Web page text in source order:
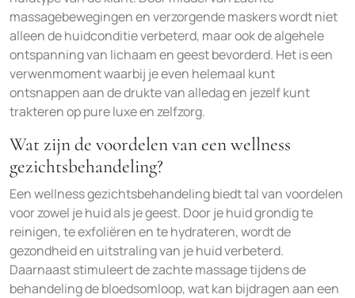
massagebewegingen en verzorgende maskers wordt niet
alleen de huidconditie verbeterd, maar ook de algehele
ontspanning van lichaam en geest bevorderd. Het is een
verwenmoment waarbij je even helemaal kunt
ontsnappen aan de drukte van alledag en jezelf kunt
trakteren op pure luxe en zelfzorg.
Wat zijn de voordelen van een wellness
gezichtsbehandeling?
Een wellness gezichtsbehandeling biedt tal van voordelen
voor zowel je huid als je geest. Door je huid grondig te
reinigen, te exfoliëren en te hydrateren, wordt de
gezondheid en uitstraling van je huid verbeterd.
Daarnaast stimuleert de zachte massage tijdens de
behandeling de bloedsomloop, wat kan bijdragen aan een